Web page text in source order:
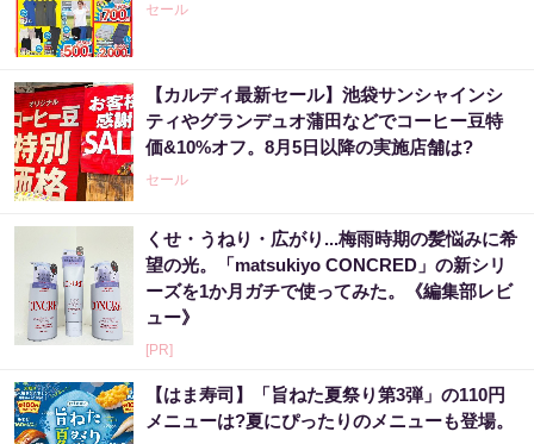
セール
【カルディ最新セール】池袋サンシャインシ
ティやグランデュオ蒲田などでコーヒー豆特
価&10%オフ。8月5日以降の実施店舗は?
セール
くせ・うねり・広がり...梅雨時期の髪悩みに希
望の光。「matsukiyo CONCRED」の新シリ
ーズを1か月ガチで使ってみた。《編集部レビ
ュー》
[PR]
【はま寿司】「旨ねた夏祭り第3弾」の110円
メニューは?夏にぴったりのメニューも登場。